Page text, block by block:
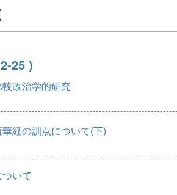
25 )
政治学的研究
経の訓点について(下)
いて